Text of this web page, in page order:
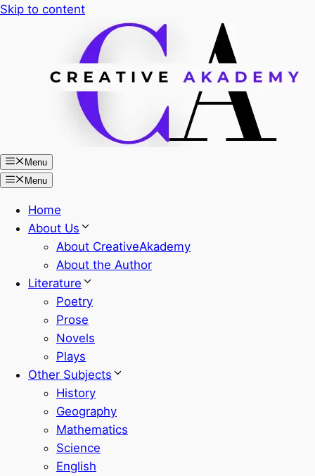
Skip to content
Menu
Menu
Home
About Us
About CreativeAkademy
About the Author
Literature
Poetry
Prose
Novels
Plays
Other Subjects
History
Geography
Mathematics
Science
English